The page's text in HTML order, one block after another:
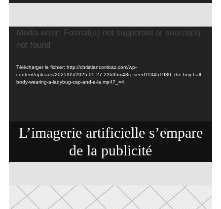
Lecteur
Media error: Format(s) not supported or source(s)
not found
Télécharger le fichier: http://christiancombaz.com/wp-
content/uploads/2025/05/2025-05-27-22h35m48s_seed113451980_the-boy-half-
body-wearing-a-ladybug-cap-and-a-la.mp4?_=4
L’imagerie artificielle s’empare
de la publicité